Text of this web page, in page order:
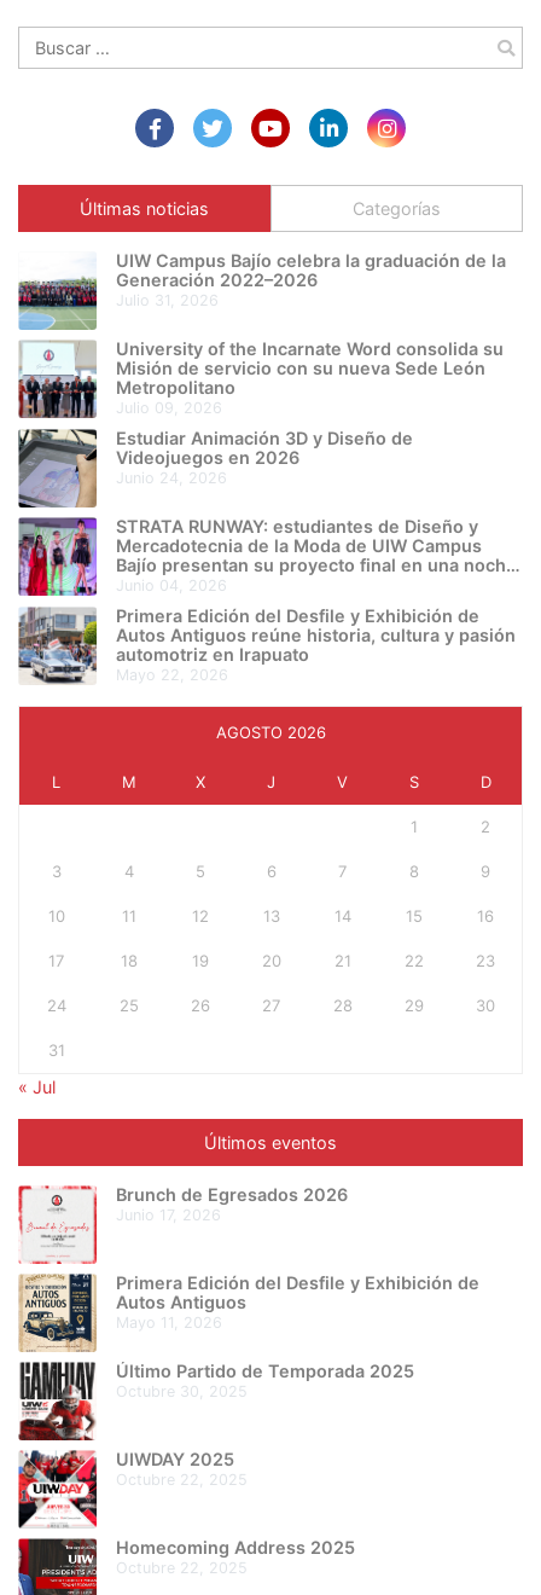
Buscar:
Últimas noticias Categorías
UIW Campus Bajío celebra la graduación de la
Generación 2022–2026
julio 31, 2026
University of the Incarnate Word consolida su
Misión de servicio con su nueva Sede León
Metropolitano
julio 09, 2026
Estudiar Animación 3D y Diseño de
Videojuegos en 2026
junio 24, 2026
STRATA RUNWAY: estudiantes de Diseño y
Mercadotecnia de la Moda de UIW Campus
Bajío presentan su proyecto final en una noche
de creatividad e innovación
junio 04, 2026
Primera Edición del Desfile y Exhibición de
Autos Antiguos reúne historia, cultura y pasión
automotriz en Irapuato
mayo 22, 2026
AGOSTO 2026
L M X J V S D
1 2
3 4 5 6 7 8 9
10 11 12 13 14 15 16
17 18 19 20 21 22 23
24 25 26 27 28 29 30
31
« Jul
Últimos eventos
Brunch de Egresados 2026
junio 17, 2026
Primera Edición del Desfile y Exhibición de
Autos Antiguos
mayo 11, 2026
Último Partido de Temporada 2025
octubre 30, 2025
UIWDAY 2025
octubre 22, 2025
Homecoming Address 2025
octubre 22, 2025